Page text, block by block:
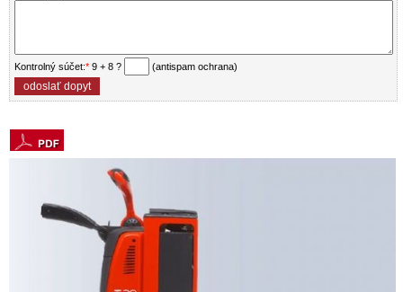
Kontrolný súčet:* 9 + 8 ? (antispam ochrana)